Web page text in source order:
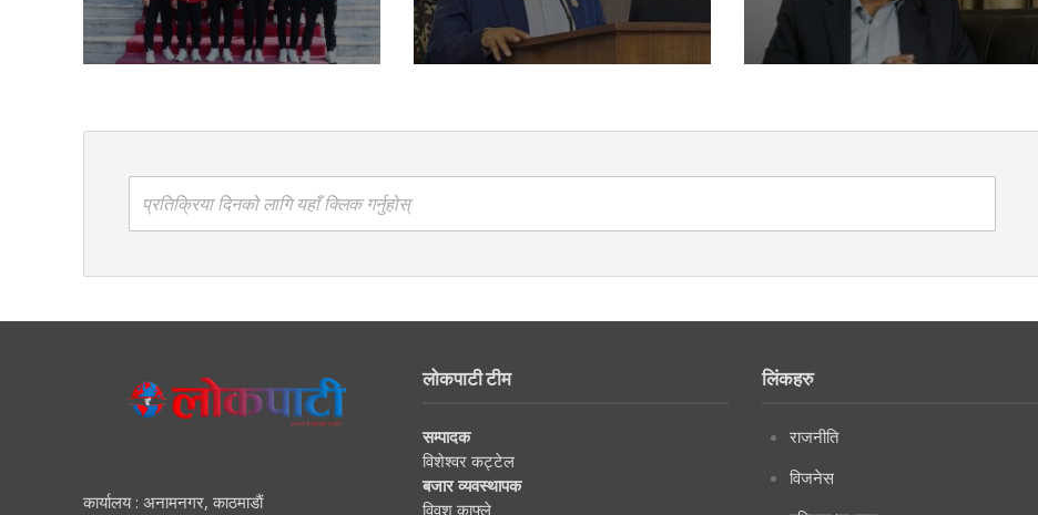
प्रतिक्रिया दिनको लागि यहाँ क्लिक गर्नुहोस्
कार्यालय : अनामनगर, काठमाडाैं
लोकपाटी टीम
सम्पादक
विशेश्वर कट्टेल
बजार व्यवस्थापक
विवश काफ्ले
लिंकहरु
राजनीति
विजनेस